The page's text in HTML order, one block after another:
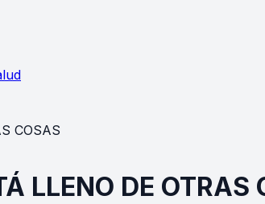
COSAS
LLENO DE OTRAS